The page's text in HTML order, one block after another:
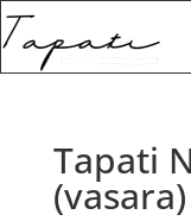
Tapati
(vasara)